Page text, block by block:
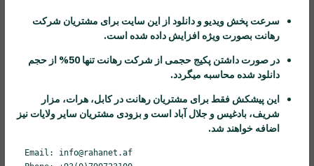
نسخه برداری و انتقال داده ها
آشنایی با Auto Fill
کنترل نمای دید 5 دقیقه
سرعت پخش ویدیو و دانلود از این سایت برای مشتریان شرکت
رهانت بصورت ویژه افزایش داده شده است.
در صورت داشتن پکیج حجمی از شرکت رهانت
تنها 50% از حجم
دانلود شده محاسبه میگردد.
این پیشکش فقط برای مشتریان رهانت در کابل، هرات، مزار
شریف، بادغیس و جلال آباد است و بزودی مشتریان سایر ولایات نیز
اضافه خواهند شد.
Email: info@rahanet.af